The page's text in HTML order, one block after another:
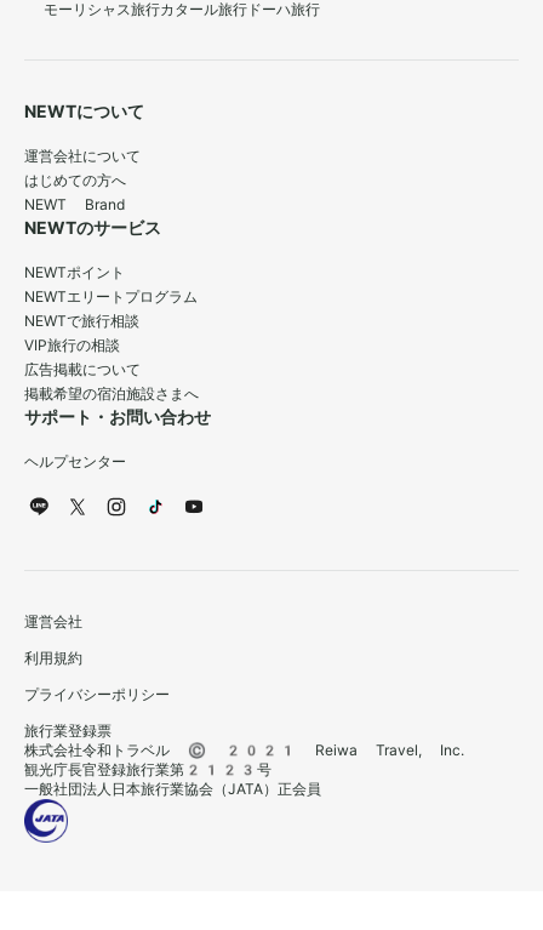
モーリシャス旅行カタール旅行 ドーハ旅行
NEWTについて
運営会社について
はじめての方へ
NEWT Brand
NEWTのサービス
NEWTポイント
NEWTエリートプログラム
NEWTで旅行相談
VIP旅行の相談
広告掲載について
掲載希望の宿泊施設さまへ
サポート・お問い合わせ
ヘルプセンター
運営会社
利用規約
プライバシーポリシー
旅行業登録票
株式会社令和トラベル © 2021 Reiwa Travel, Inc.
観光庁長官登録旅行業第2123号
一般社団法人日本旅行業協会（JATA）正会員